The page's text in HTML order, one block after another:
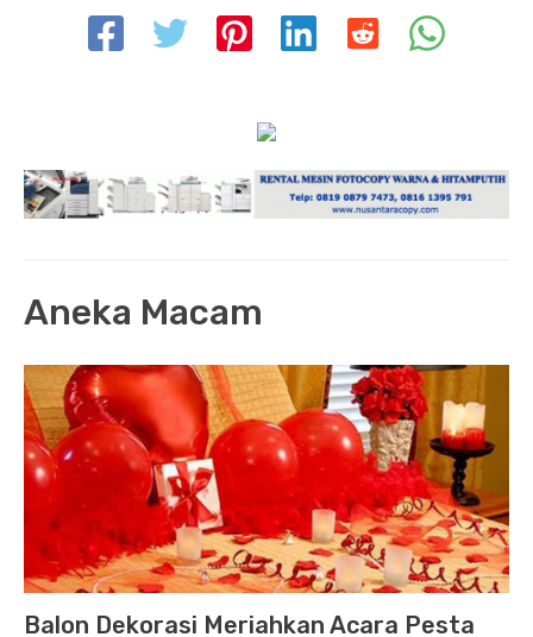
Aneka Macam
Balon Dekorasi Meriahkan Acara Pesta